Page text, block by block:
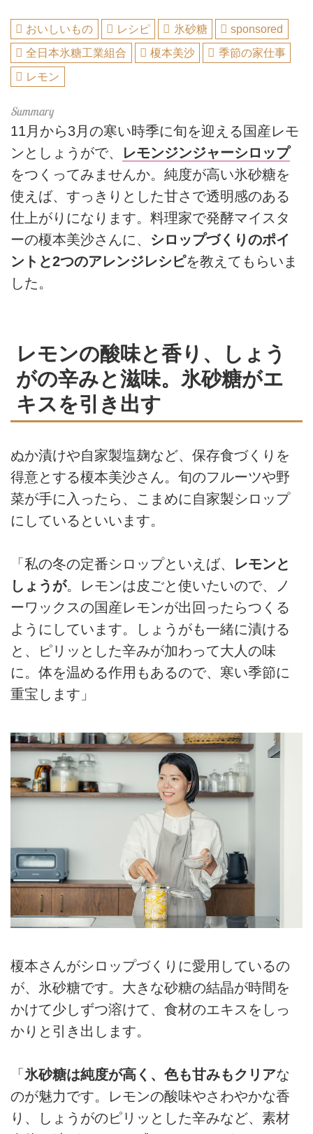
おいしいもの レシピ 氷砂糖
sponsored
全日本氷糖工業組合
榎本美沙
季節の家仕事
レモン
11月から3月の寒い時季に旬を迎える国産レモ
ンとしょうがで、
レモンジンジャーシロップ
をつくってみませんか。純度が高い氷砂糖を
使えば、すっきりとした甘さで透明感のある
仕上がりになります。料理家で発酵マイスタ
ーの榎本美沙さんに、 シロップづくりのポイ
ントと2つのアレンジレシピを教えてもらいま
した。
レモンの酸味と香り、しょう
がの辛みと滋味。氷砂糖がエ
キスを引き出す
ぬか漬けや自家製塩麹など、保存食づくりを
得意とする榎本美沙さん。旬のフルーツや野
菜が手に入ったら、こまめに自家製シロップ
にしているといいます。
「私の冬の定番シロップといえば、
レモンと
しょうが。レモンは皮ごと使いたいので、ノ
ーワックスの国産レモンが出回ったらつくる
ようにしています。しょうがも一緒に漬ける
と、ピリッとした辛みが加わって大人の味
に。体を温める作用もあるので、寒い季節に
重宝します」
榎本さんがシロップづくりに愛用しているの
が、氷砂糖です。大きな砂糖の結晶が時間を
かけて少しずつ溶けて、食材のエキスをしっ
かりと引き出します。
「 氷砂糖は純度が高く、色も甘みもクリアな
のが魅力です。レモンの酸味やさわやかな香
り、しょうがのピリッとした辛みなど、素材